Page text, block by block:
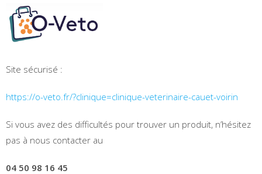
Site sécurisé :
https://o-veto.fr/?clinique=clinique-veterinaire-cauet-voirin
Si vous avez des difficultés pour trouver un produit, n’hésitez
pas à nous contacter au
04 50 98 16 45